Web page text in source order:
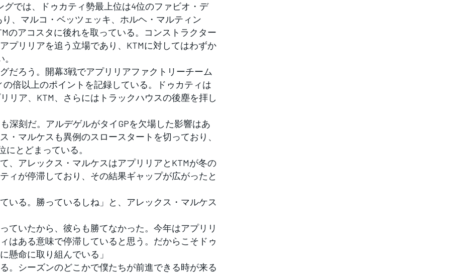
では、ドゥカティ勢最上位は4位のファビオ・デ
、マルコ・ベッツェッキ、ホルヘ・マルティン
のアコスタに後れを取っている。コンストラクター
プリリアを追う立場であり、KTMに対してはわずか
ろう。開幕3戦でアプリリアファクトリーチーム
倍以上のポイントを記録している。ドゥカティは
リア、KTM、さらにはトラックハウスの後塵を拝し
刻だ。アルデゲルがタイGPを欠場した影響はあ
・マルケスも異例のスロースタートを切っており、
にとどまっている。
アレックス・マルケスはアプリリアとKTMが冬の
ィが停滞しており、その結果ギャップが広がったと
いる。勝っているしね」と、アレックス・マルケス
ていたから、彼らも勝てなかった。今年はアプリリ
はある意味で停滞していると思う。だからこそドゥ
懸命に取り組んでいる」
。シーズンのどこかで僕たちが前進できる時が来る